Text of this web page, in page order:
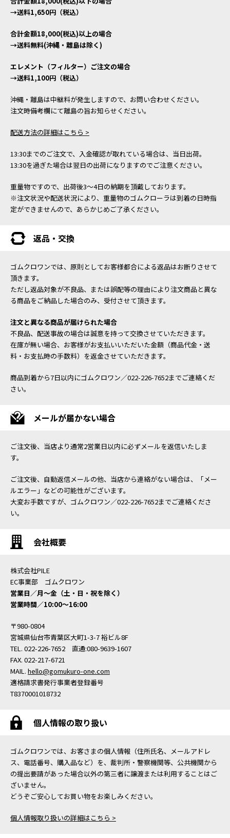
→送料1,650円（税込）
合計金額18,000(税込)以上の場合
→送料無料(沖縄・離島は除く)
エレメント（フィルター）ご注文の場合
→送料1,100円（税込）
沖縄・離島は中継料が発生しますので、お問い合わせください。
注文時備考欄にて離島の旨お知らせください。
配送方法の詳細はこちら >
13:30までのご注文で、入金確認が取れている場合は、当日出荷。
13:30を過ぎた場合は翌日の出荷になりますのでご注意ください。
重量物ですので、出荷後3～4日の納期を頂戴しております。
※注文状況や配送状況により、重量物のゴムクローラは到着の日時指
定ができませんので、あらかじめご了承ください。
返品・交換
ゴムクロワンでは、原則としてお客様都合による返品はお断りさせて
頂きます。
ただし返品対象が不良品、または誤配等の理由により注文商品と異な
る商品をご納品した場合のみ、受付させて頂きます。
注文と異なる商品が届けられた場合
不良品、配送事故の場合は誠意を持って交換させていただきます。
在庫が無い場合、お客様がお支払いいただいた金額（商品代金・送
料・お支払時の手数料）を返金させていただきます。
商品到着から7日以内にゴムクロワン／022-226-7652までご連絡くだ
さい。
メールが届かない場合
ご注文後、当店より通常2営業日以内に必ずメールを返信いたしま
す。
ご注文後、自動返信メールの他、当店から連絡がない場合は、「メー
ルエラー」などの可能性がございます。
大変お手数ですが、ゴムクロワン／022-226-7652までご連絡くださ
い。
会社概要
株式会社PILE
EC事業部 ゴムクロワン
営業日／月〜金（土・日・祝を除く）
営業時間／10:00〜16:00
〒980-0804
宮城県仙台市青葉区大町1-3-7 裕ビル8F
TEL. 022-226-7652 直通:080-9639-1607
FAX. 022-217-6721
MAIL. hello@gomukuro-one.com
適格請求書発行事業者登録番号
T8370001018732
個人情報の取り扱い
ゴムクロワンでは、お客さまの個人情報（住所氏名、メールアドレ
ス、電話番号、購入品など）を、裁判所・警察機関等、公共機関から
の提出要請があった場合以外の第三者に譲渡または利用することはご
ざいません。
どうぞご安心してお買い物をお楽しみください。
個人情報取り扱いの詳細はこちら >